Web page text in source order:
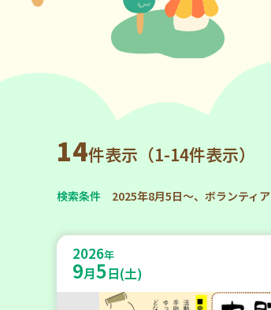
14件表示（1-14件表示）
検索条件 2025年8月5日～、ボランティア
2026年
9月5日(土)